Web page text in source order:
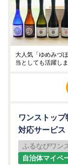
大人気「ゆめみづ
当としても活躍し
ワンストッ
対応サービス
ふるなびワン
自治体マイペ